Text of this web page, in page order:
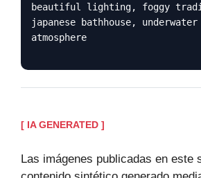
beautiful lighting, foggy
japanese bathhouse, underwater
atmosphere
[ IA GENERATED ]
Las imágenes publicadas en este